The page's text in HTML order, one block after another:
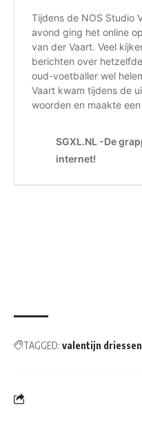
TAGGED: valentijn driessen